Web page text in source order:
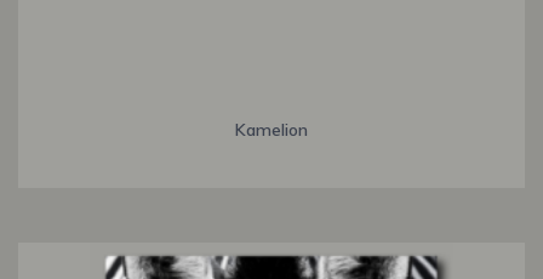
Kamelion